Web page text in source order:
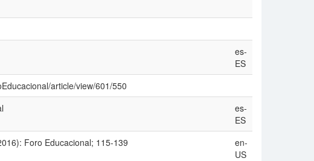
es-
ES
article/view/601/550
es-
ES
Foro Educacional; 115-139
en-
US